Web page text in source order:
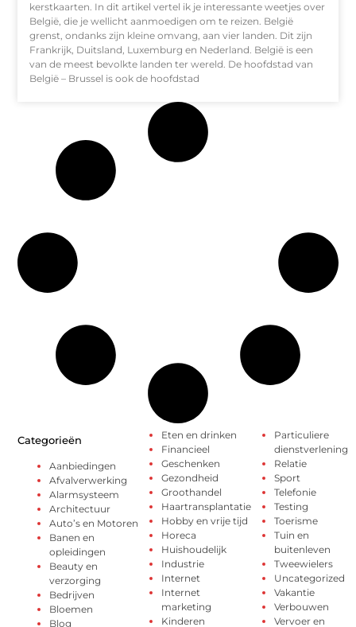
kerstkaarten. In dit artikel vertel ik je interessante weetjes over
België, die je wellicht aanmoedigen om te reizen. België
grenst, ondanks zijn kleine omvang, aan vier landen. Dit zijn
Frankrijk, Duitsland, Luxemburg en Nederland. België is een
van de meest bevolkte landen ter wereld. De hoofdstad van
België – Brussel is ook de hoofdstad
Categorieën
Aanbiedingen
Afvalverwerking
Alarmsysteem
Architectuur
Auto’s en Motoren
Banen en
opleidingen
Beauty en
verzorging
Bedrijven
Bloemen
Blog
Eten en drinken
Financieel
Geschenken
Gezondheid
Groothandel
Haartransplantatie
Hobby en vrije tijd
Horeca
Huishoudelijk
Industrie
Internet
Internet
marketing
Kinderen
Particuliere
dienstverlening
Relatie
Sport
Telefonie
Testing
Toerisme
Tuin en
buitenleven
Tweewielers
Uncategorized
Vakantie
Verbouwen
Vervoer en